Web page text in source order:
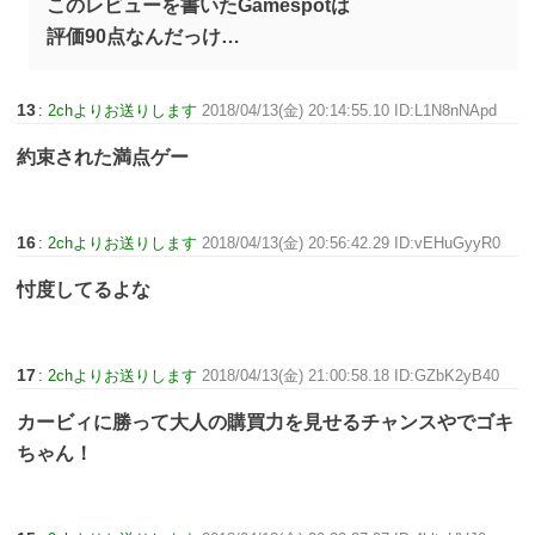
このレビューを書いたGamespotは
評価90点なんだっけ…
13 : 2chよりお送りします 2018/04/13(金) 20:14:55.10 ID:L1N8nNApd
約束された満点ゲー
16 : 2chよりお送りします 2018/04/13(金) 20:56:42.29 ID:vEHuGyyR0
忖度してるよな
17 : 2chよりお送りします 2018/04/13(金) 21:00:58.18 ID:GZbK2yB40
カービィに勝って大人の購買力を見せるチャンスやでゴキ
ちゃん！